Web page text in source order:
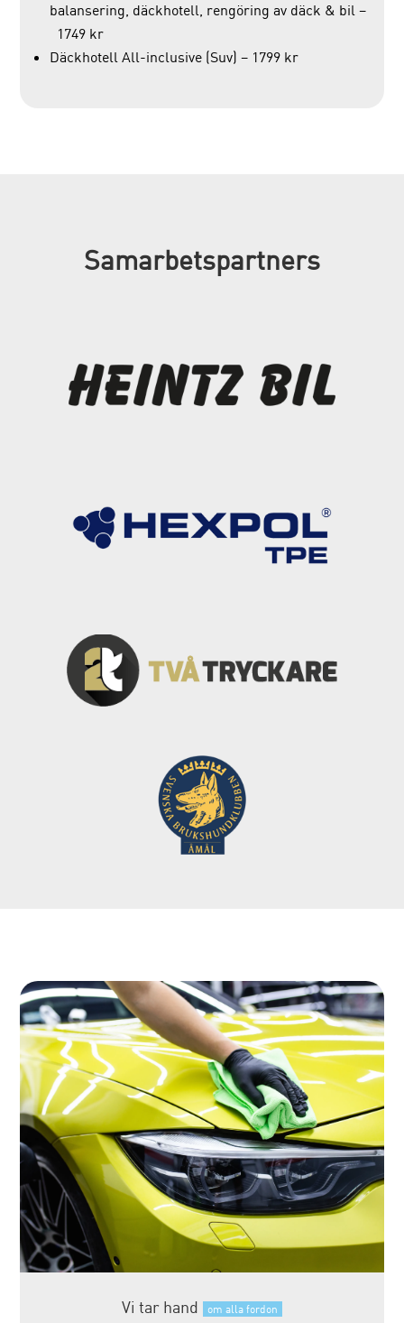
balansering, däckhotell, rengöring av däck & bil –
1749 kr
Däckhotell All-inclusive (Suv) – 1799 kr
Samarbetspartners
Vi tar hand om alla fordon